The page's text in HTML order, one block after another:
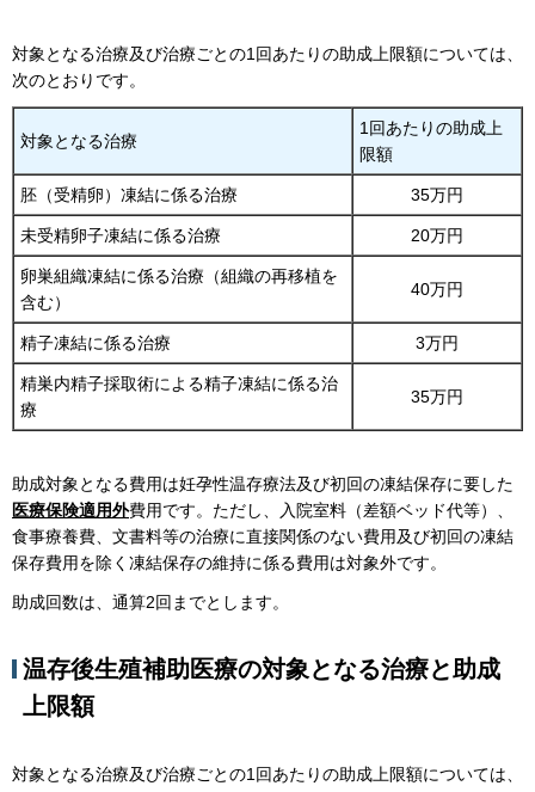
対象となる治療及び治療ごとの1回あたりの助成上限額については、
次のとおりです。
対象となる治療
1回あたりの助成上
限額
胚（受精卵）凍結に係る治療 35万円
未受精卵子凍結に係る治療 20万円
卵巣組織凍結に係る治療（組織の再移植を
含む）
40万円
精子凍結に係る治療 3万円
精巣内精子採取術による精子凍結に係る治
療
35万円
助成対象となる費用は妊孕性温存療法及び初回の凍結保存に要した
医療保険適用外費用です。ただし、入院室料（差額ベッド代等）、
食事療養費、文書料等の治療に直接関係のない費用及び初回の凍結
保存費用を除く凍結保存の維持に係る費用は対象外です。
助成回数は、通算2回までとします。
温存後生殖補助医療の対象となる治療と助成
上限額
対象となる治療及び治療ごとの1回あたりの助成上限額については、